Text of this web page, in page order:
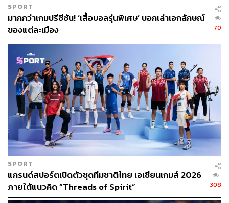
SPORT
มากกว่าเกมปรีซีซัน! ‘เสื้อบอลรุ่นพิเศษ’ บอกเล่าเอกลักษณ์
ของแต่ละเมือง
70
SPORT
แกรนด์สปอร์ตเปิดตัวชุดทีมชาติไทย เอเชียนเกมส์ 2026
ภายใต้แนวคิด “Threads of Spirit”
308